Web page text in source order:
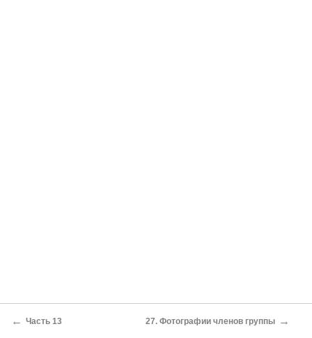
← Часть 13 27. Фотографии членов группы →